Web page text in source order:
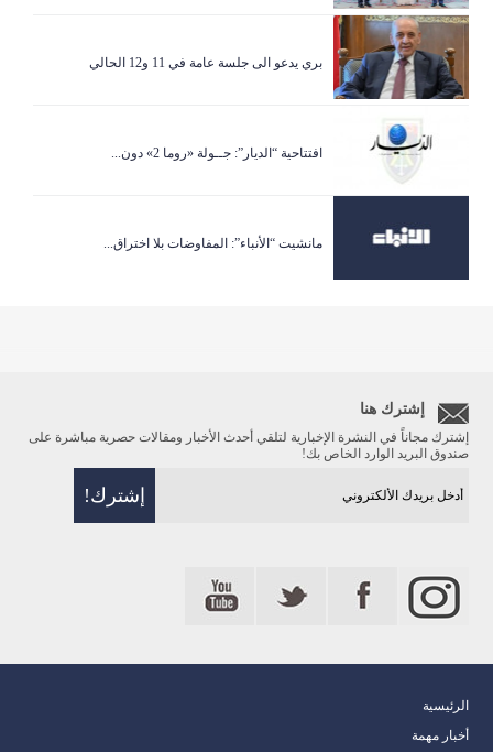
بري يدعو الى جلسة عامة في 11 و12 الحالي
افتتاحية “الديار”: جــولة «روما 2» دون...
مانشيت “الأنباء”: المفاوضات بلا اختراق...
إشترك هنا
إشترك مجاناً في النشرة الإخبارية لتلقي أحدث الأخبار ومقالات حصرية مباشرة على
صندوق البريد الوارد الخاص بك!
الرئيسية
أخبار مهمة